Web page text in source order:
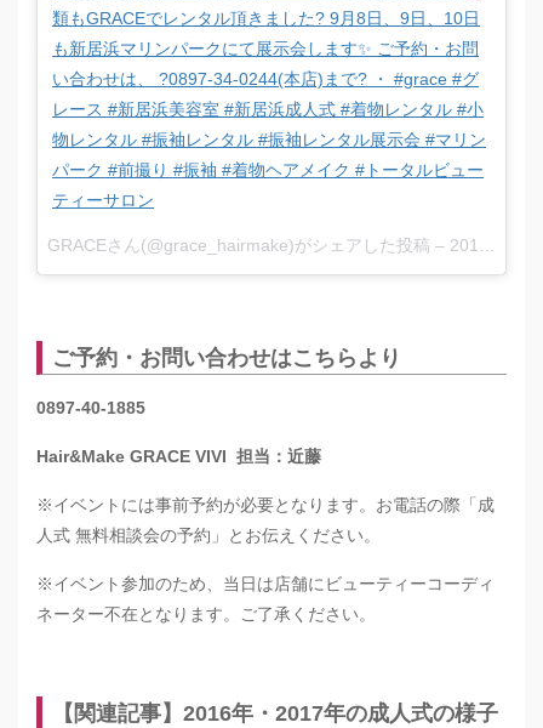
類もGRACEでレンタル頂きました? 9月8日、9日、10日
も新居浜マリンパークにて展示会します✨ ご予約・お問
い合わせは、 ?0897-34-0244(本店)まで? ・ #grace #グ
レース #新居浜美容室 #新居浜成人式 #着物レンタル #小
物レンタル #振袖レンタル #振袖レンタル展示会 #マリン
パーク #前撮り #振袖 #着物ヘアメイク #トータルビュー
ティーサロン
GRACEさん(@grace_hairmake)がシェアした投稿 – 2017 8月 10 1:57午前 PDT
ご予約・お問い合わせはこちらより
0897‐40‐1885
Hair&Make GRACE VIVI 担当：近藤
※イベントには事前予約が必要となります。お電話の際「成
人式 無料相談会の予約」とお伝えください。
※イベント参加のため、当日は店舗にビューティーコーディ
ネーター不在となります。ご了承ください。
【関連記事】2016年・2017年の成人式の様子